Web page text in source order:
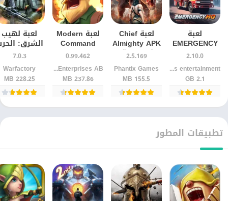
لعبة
EMERGENCY
HQ – للاندرويد
رجال الإطفاء
2.10.0
16tons entertainment
2.1 GB
لعبة Chief
Almighty APK
للأندرويد آخر
إصدار مع شرح
كامل وأفضل
الاستراتيجيات
2.5.169
Phantix Games
155.5 MB
لعبة Modern
Command
Mayhem –
أحدث ألعاب
الأكشن
والاستراتيجية
القتالية
0.99.462
Blast Bit Enterprises AB
237.86 MB
لعبة لهيب
الشرق:
العالمية
للأندرويد –
اصدار
7.0.3
Warfactory
228.25 MB
تطبيقات المطور